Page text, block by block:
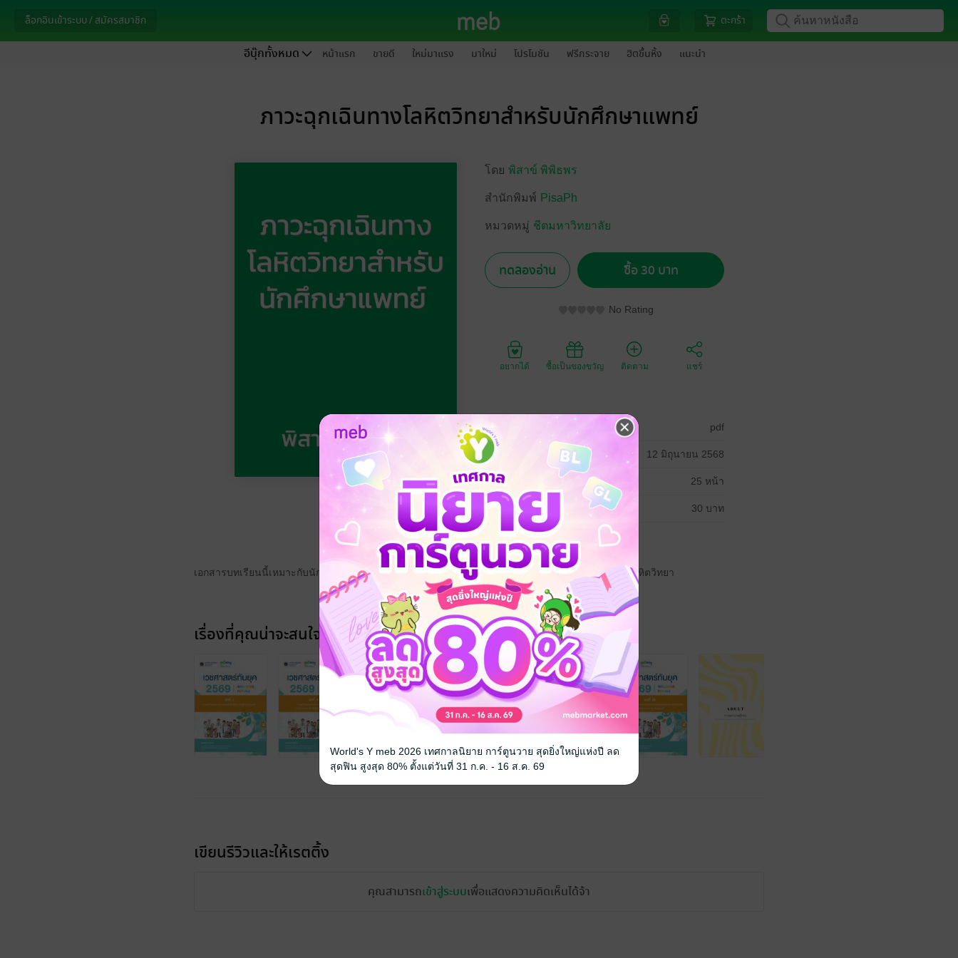
ล็อกอินเข้าระบบ / สมัครสมาชิก ตะกร้า
อีบุ๊กทั้งหมด หน้าแรก ขายดี ใหม่มาแรง มาใหม่ โปรโมชัน ฟรีกระจาย ฮิตขึ้นหิ้ง แนะนำ
ภาวะฉุกเฉินทางโลหิตวิทยาสำหรับนักศึกษาแพทย์
โดย พิสาข์ พิพิธพร
สำนักพิมพ์ PisaPh
หมวดหมู่ ชีตมหาวิทยาลัย
ทดลองอ่าน ซื้อ 30 บาท
No Rating
อยากได้ ซื้อเป็นของขวัญ ติดตาม แชร์
ประเภทไฟล์ pdf
วันที่วางขาย 12 มิถุนายน 2568
ความยาว 25 หน้า
ราคาปก 30 บาท
เอกสารบทเรียนนี้เหมาะกับนักศึกษาแพทย์ หรือสายทางการแพทย์ที่อยากศึกษาเกี่ยวกับภาวะฉุกเฉินทางโลหิตวิทยา
เรื่องที่คุณน่าจะสนใจ
เขียนรีวิวและให้เรตติ้ง
คุณสามารถเข้าสู่ระบบเพื่อแสดงความคิดเห็นได้จ้า
World's Y meb 2026 เทศกาลนิยาย การ์ตูนวาย สุดยิ่งใหญ่แห่งปี ลด
สุดฟิน สูงสุด 80% ตั้งแต่วันที่ 31 ก.ค. - 16 ส.ค. 69